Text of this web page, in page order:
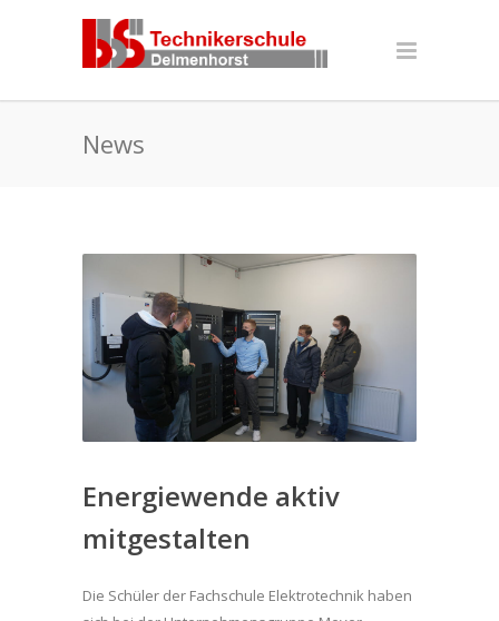
News
Energiewende aktiv
mitgestalten
Die Schüler der Fachschule Elektrotechnik haben